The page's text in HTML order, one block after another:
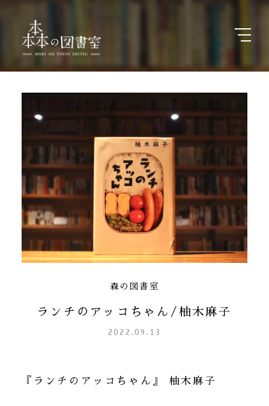
森の図書室
ランチのアッコちゃん/柚木麻子
2022.09.13
『ランチのアッコちゃん』 柚木麻子